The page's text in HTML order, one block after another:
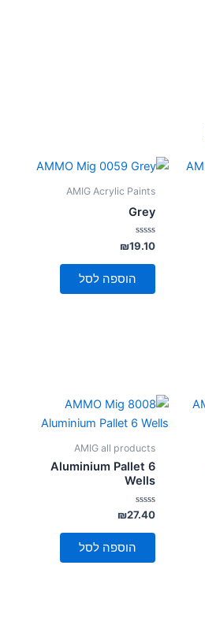
AMIG Acrylic Paints
Grey
דורג
0
מתוך
₪19.10
הוספה לסל
AMIG all products
Aluminium Pallet 6
Wells
דורג
0
מתוך
₪27.40
הוספה לסל